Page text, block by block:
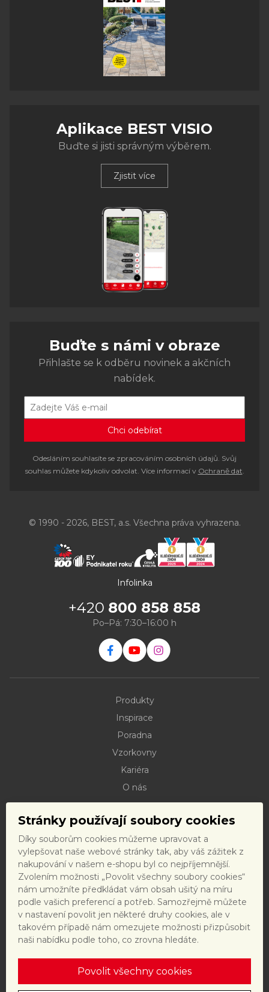
Stránky používají soubory cookies
Díky souborům cookies můžeme upravovat a
vylepšovat naše webové stránky tak, aby váš zážitek z
nakupování v našem e-shopu byl co nejpříjemnější.
Zvolením možnosti „Povolit všechny soubory cookies“
nám umožníte předkládat vám obsah ušitý na míru
podle vašich preferencí a potřeb. Samozřejmě můžete
v nastavení povolit jen některé druhy cookies, ale v
takovém případě nám omezujete možnosti přizpůsobit
naši nabídku podle toho, co zrovna hledáte.
Povolit všechny cookies
Aplikace BEST VISIO
Buďte si jisti správným výběrem.
Zjistit více
Buďte s námi v obraze
Přihlašte se k odběru novinek a akčních
nabídek.
Odesláním souhlasíte se zpracováním osobních údajů. Svůj
souhlas můžete kdykoliv odvolat. Více informací v Ochraně dat.
© 1990 - 2026, BEST, a.s. Všechna práva vyhrazena.
Infolinka
+420 800 858 858
Po–Pá: 7:30–16:00 h
Produkty
Inspirace
Poradna
Vzorkovny
Kariéra
O nás
Dokumenty ke stažení
Doprava
Reklamační řád
Reklamační formulář
Obchodní podmínky a právní předpisy
Ochrana dat
Nastavení cookies
Tento web je chráněn reCAPTCHA a platízásady ochrany